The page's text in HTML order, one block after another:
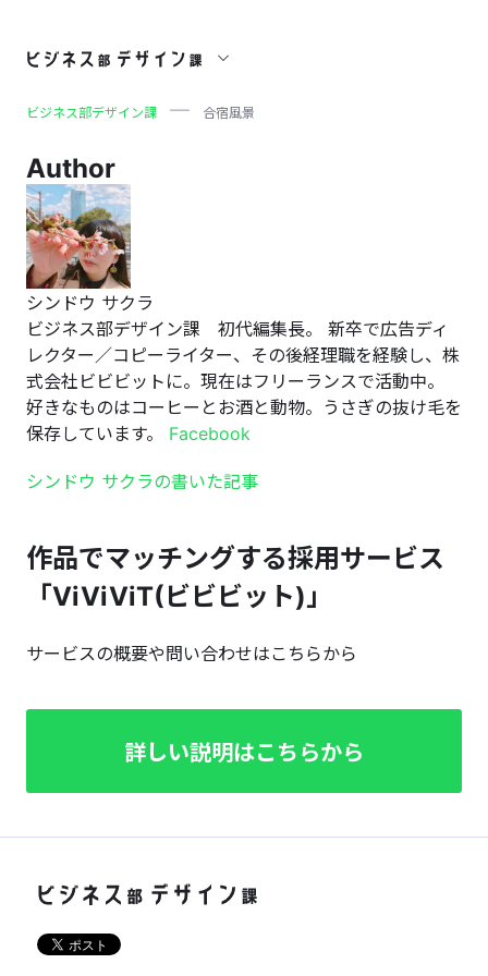
合宿風景
ビジネス部デザイン課 合宿風景
Author
シンドウ サクラ
ビジネス部デザイン課 初代編集長。 新卒で広告ディ
レクター／コピーライター、その後経理職を経験し、株
式会社ビビビットに。現在はフリーランスで活動中。
好きなものはコーヒーとお酒と動物。うさぎの抜け毛を
保存しています。 Facebook
シンドウ サクラの書いた記事
作品でマッチングする採用サービス
「ViViViT(ビビビット)」
サービスの概要や問い合わせはこちらから
詳しい説明はこちらから